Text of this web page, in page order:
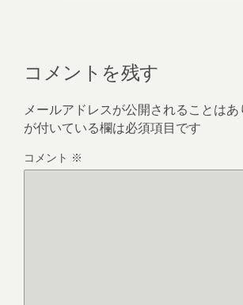
コメントを残す
メールアドレスが公開されることはあ
が付いている欄は必須項目です
コメント ※